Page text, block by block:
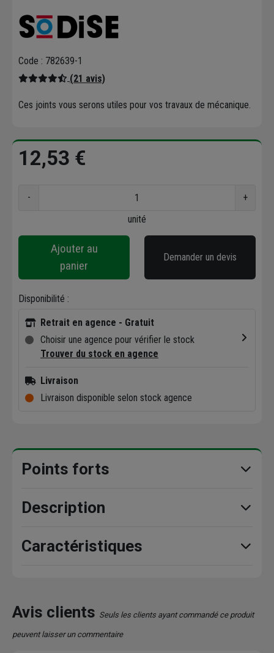
Code : 782639-1
(21 avis)
Ces joints vous serons utiles pour vos travaux de mécanique.
12,53 €
-
+
unité
Ajouter au
panier
Demander un devis
Disponibilité :
Retrait en agence - Gratuit
Choisir une agence pour vérifier le stock
Trouver du stock en agence
Livraison
Livraison disponible selon stock agence
Points forts
Description
Caractéristiques
Avis clients Seuls les clients ayant commandé ce produit
peuvent laisser un commentaire